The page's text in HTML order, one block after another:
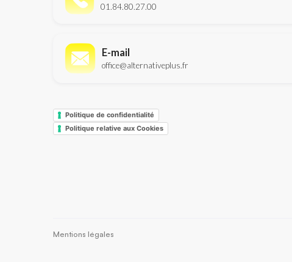
01.84.80.27.00
E-mail
office@alternativeplus.fr
Politique de confidentialité
Politique relative aux Cookies
Mentions légales